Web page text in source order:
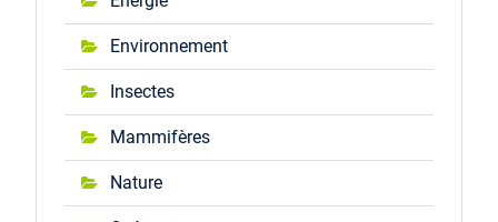
Environnement
Insectes
Mammifères
Nature